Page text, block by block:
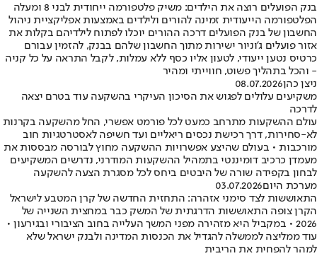
בנק הפועלים רוצה את הילדים: משיק פלטפורמה ייחודית לבני 8 ומעלה
הפלטפורמה הייעודית זמינה להורים ולילדים באמצעות אפליקציית ניהול
החשבון של בנק הפועלים דרכה ההורים יוכלו לפתוח לילדיהם בקלות את
אזור פועלים ג'וניור ישירות מתוך החשבון שלהם בבנק, להזמין עבורם
כרטיס נטען ייעודי, לטעון אליו כסף ללא עמלות, לקבל התראה על כל קניה
- והכל בתהליך פשוט, חווייתי ומהיר
ניצן כהן08.07.2026
משקיעים עלולים לפגוש את הסיכון העיקרי בהשקעה עוד בטרם יצאה
לדרכה
עולם ההשקעות מתרחב כמעט לכל פורמט אפשרי, החל מהשקעה בקרנות
לא-סחירות, דרך רכישת נכסים ריאליים ועד חשיפה לאסטרטגיות חוב
מורכבות • בעולם שהיצע אפשרויות ההשקעה מחוץ לבורסה מבססות את
מעמדן כרכיב דומיננטי בתמהיל ההשקעות המודרני, נדרשים המשקיעים
לבחון בקפידה שורה של היבטים ביחס לכל מסגרת הצעה להשקעה
מערכת היום03.07.2026
התאוששות לצד סימני אזהרה: התחזית החדשה של קרן המטבע לישראל
הקרן צופה התאוששות הדרגתית של המשק כבר במחצית השנייה של
2026 • במקביל היא מזהירה מפני המשך העלייה בחוב הציבורי ובגירעון •
עוד ממליצה לממשלה להגדיל את הכנסות המדינה ולבנק ישראל שלא
למהר להפחית את הריבית